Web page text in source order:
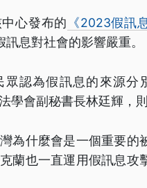
心發布的 《2023假訊
息對社會的影響嚴重。
眾認為假訊息的來源分
學會副秘書長林廷輝，
為什麼會是一個重要
蘭也一直運用假訊息